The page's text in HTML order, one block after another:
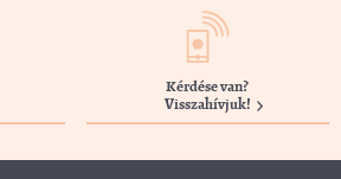
Kérdése van?
Visszahívjuk!